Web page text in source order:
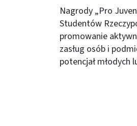
Nagrody „Pro
Studentów
promowanie
zasług osób i
potencjał młodych